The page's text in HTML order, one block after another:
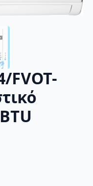
FVOT-